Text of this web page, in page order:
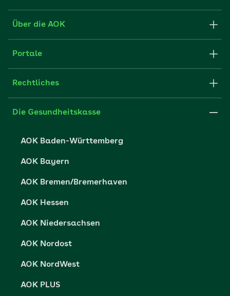
Formulare und Anträge
FAQ
Über die AOK
Struktur & Verwaltung
Partner der AOK
Portale
Fachportal für Arbeitgeber
Presse- und Politikportal
Vertriebspartner-Service
Rechtliches
Impressum
Die Gesundheitskasse
AOK Baden-Württemberg
AOK Bayern
AOK Bremen/Bremerhaven
AOK Hessen
AOK Niedersachsen
AOK Nordost
AOK NordWest
AOK PLUS